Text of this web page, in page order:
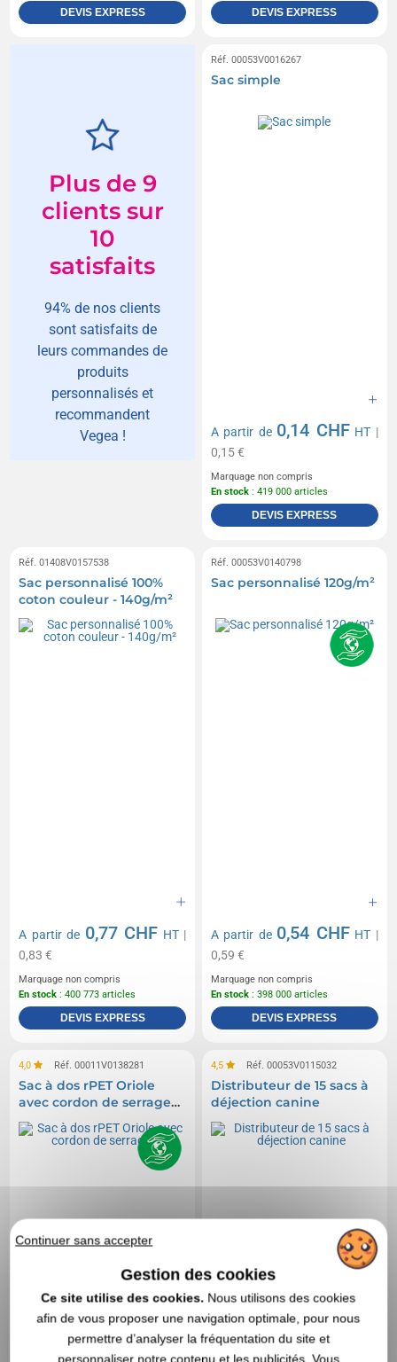
DEVIS EXPRESS DEVIS EXPRESS
Plus de 9
clients sur
10
satisfaits
94% de nos clients
sont satisfaits de
leurs commandes de
produits
personnalisés et
recommandent
Vegea !
Réf. 00053V0016267
Sac simple
A partir de 0,14 CHF HT |
0,15 €
Marquage non compris
En stock : 419 000 articles
DEVIS EXPRESS
Réf. 01408V0157538
Sac personnalisé 100%
coton couleur - 140g/m²
A partir de 0,77 CHF HT|
0,83 €
Marquage non compris
En stock : 400 773 articles
DEVIS EXPRESS
Réf. 00053V0140798
Sac personnalisé 120g/m²
A partir de 0,54 CHF HT |
0,59 €
Marquage non compris
En stock : 398 000 articles
DEVIS EXPRESS
4,0 Réf. 00011V0138281
Sac à dos rPET Oriole
avec cordon de serrage
5L
4,5 Réf. 00053V0115032
Distributeur de 15 sacs à
déjection canine
Continuer sans accepter
Gestion des cookies
Ce site utilise des cookies. Nous utilisons des cookies
afin de vous proposer une navigation optimale, pour nous
permettre d’analyser la fréquentation du site et
personnaliser notre contenu et les publicités. Vous